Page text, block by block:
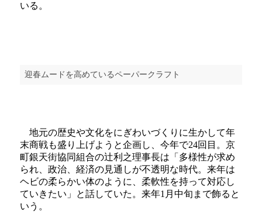
いる。
迎春ムードを高めているペーパークラフト
地元の歴史や文化をにぎわいづくりに生かして年
末商戦も盛り上げようと企画し、今年で24回目。京
町銀天街協同組合の辻利之理事長は「多様性が求め
られ、政治、経済の見通しが不透明な時代。来年は
ヘビの柔らかい体のように、柔軟性を持って対応し
ていきたい」と話していた。来年1月中旬まで飾ると
いう。